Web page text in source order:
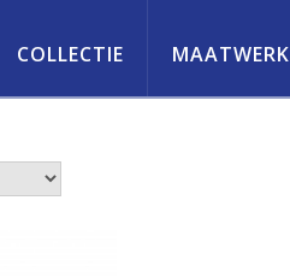
COLLECTIE MAATWERK